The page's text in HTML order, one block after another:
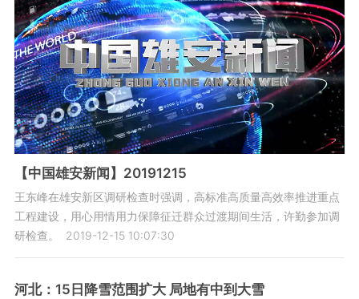
【中国雄安新闻】20191215
王东峰在雄安新区调研检查时强调，高标准高质量高效率推进重点
工程建设，用心用情用力保障征迁群众过渡期间生活，许勤参加调
研检查。
2019-12-15 10:07:30
河北：15日降雪范围扩大 局地有中到大雪